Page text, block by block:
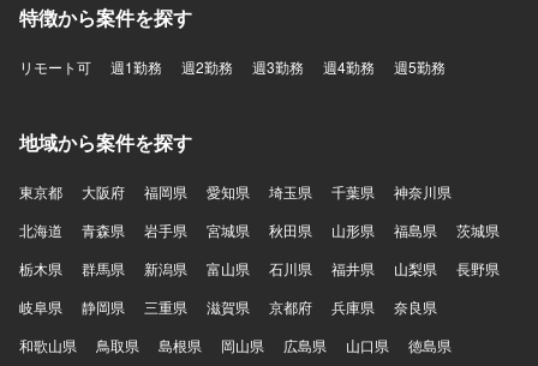
特徴から案件を探す
リモート可 週1勤務 週2勤務 週3勤務 週4勤務 週5勤務
地域から案件を探す
東京都 大阪府 福岡県 愛知県 埼玉県 千葉県
神奈川県
北海道
青森県 岩手県 宮城県 秋田県 山形県 福島県
茨城県
栃木県
群馬県 新潟県 富山県 石川県 福井県 山梨県
長野県
岐阜県
静岡県 三重県 滋賀県 京都府 兵庫県
奈良県
和歌山県
鳥取県 島根県 岡山県 広島県 山口県 徳島県